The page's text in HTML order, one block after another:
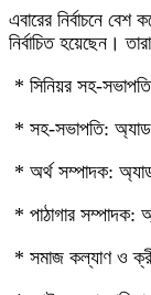
‎এবারের নির্বাচনে বেশ
নির্বাচিত হয়েছেন।
* সিনিয়র সহ-
* সহ-সভাপতি:
* অর্থ সম্পাদক:
* পাঠাগার
* সমাজ কল্যাণ ও